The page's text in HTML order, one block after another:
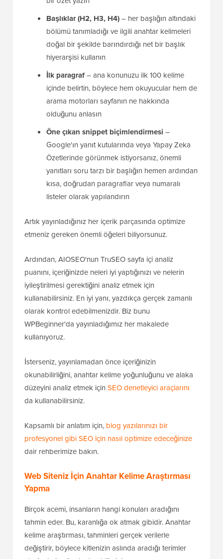
Başlıklar (H2, H3, H4)– her başlığın altındaki
bölümü tanımladığı ve ilgili anahtar kelimeleri
doğal bir şekilde barındırdığı net bir başlık
hiyerarşisi kullanın
İlk paragraf– ana konunuzu ilk 100 kelime
içinde belirtin, böylece hem okuyucular hem de
arama motorları sayfanın ne hakkında
olduğunu anlasın
Öne çıkan snippet biçimlendirmesi –
Google'ın yanıt kutularında veya Yapay Zeka
Özetlerinde görünmek istiyorsanız, önemli
yanıtları soru tarzı bir başlığın hemen ardından
kısa, doğrudan paragraflar veya numaralı
listeler olarak yapılandırın
Artık yayınladığınız her içerik parçasında optimize
etmeniz gereken önemli öğeleri biliyorsunuz.
Ardından, AIOSEO'nun TruSEO sayfa içi analiz
puanını, içeriğinizde neleri iyi yaptığınızı ve nelerin
iyileştirilmesi gerektiğini analiz etmek için
kullanabilirsiniz. En iyi yanı, yazdıkça gerçek zamanlı
olarak kontrol edebilmenizdir. Biz bunu
WPBeginner'da yayınladığımız her makalede
kullanıyoruz.
İsterseniz, yayınlamadan önce içeriğinizin
okunabilirliğini, anahtar kelime yoğunluğunu ve alaka
düzeyini analiz etmek için SEO denetleyici araçlarını
da kullanabilirsiniz.
Kapsamlı bir anlatım için, blog yazılarınızı bir
profesyonel gibi SEO için nasıl optimize edeceğinize
dair rehberimize bakın.
Web Siteniz İçin Anahtar Kelime Araştırması
Yapma
Birçok acemi, insanların hangi konuları aradığını
tahmin eder. Bu, karanlığa ok atmak gibidir. Anahtar
kelime araştırması, tahminleri gerçek verilerle
değiştirir, böylece kitlenizin aslında aradığı terimler